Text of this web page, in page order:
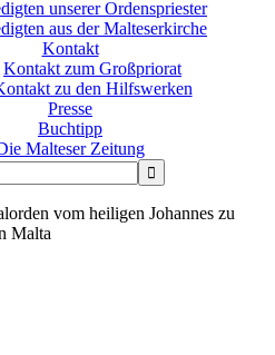
unserer Ordenspriester
aus der Malteserkirche
Kontakt
Kontakt zum Großpriorat
zu den Hilfswerken
Presse
Buchtipp
Malteser Zeitung
vom heiligen Johannes zu
Malta